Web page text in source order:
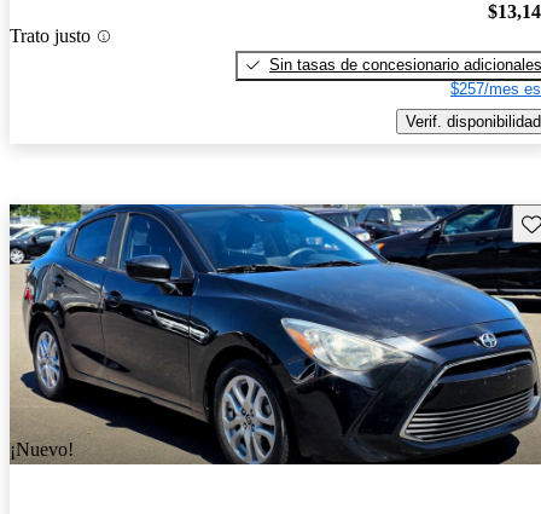
Trato justo
Sin tasas de concesionario adicionales
$257/mes
Verif. disponibilidad
¡Nuevo!